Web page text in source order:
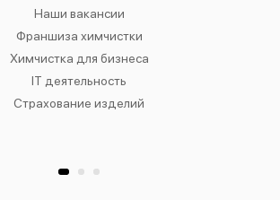
Наши вакансии
Франшиза химчистки
Химчистка для бизнеса
IT деятельность
Страхование изделий